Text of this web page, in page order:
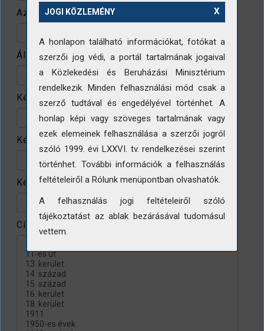
Azonosító
Állomány
Készítő
Készítés helye
Készítés évtizede
Címke
X
JOGI KÖZLEMÉNY
A honlapon található információkat, fotókat a
szerzői jog védi, a portál tartalmának jogaival
a Közlekedési és Beruházási Minisztérium
rendelkezik. Minden felhasználási mód csak a
szerző tudtával és engedélyével történhet. A
honlap képi vagy szöveges tartalmának vagy
ezek elemeinek felhasználása a szerzői jogról
szóló 1999. évi LXXVI. tv. rendelkezései szerint
történhet. További információk a felhasználás
feltételeiről a Rólunk menüpontban olvashatók.
A felhasználás jogi feltételeiről szóló
tájékoztatást az ablak bezárásával tudomásul
vettem.